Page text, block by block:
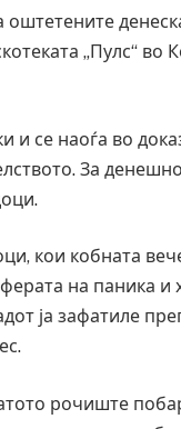
„Пулс“ во
и се наоѓа во
За
кои кобната
на паника и
ја зафатиле
рочиште